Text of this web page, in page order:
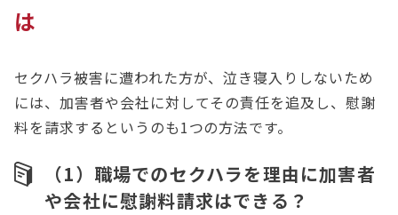
は
セクハラ被害に遭われた方が、泣き寝入りしないため
には、加害者や会社に対してその責任を追及し、慰謝
料を請求するというのも1つの方法です。
（1）職場でのセクハラを理由に加害者
や会社に慰謝料請求はできる？